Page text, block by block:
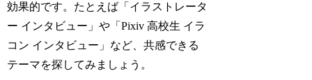
効果的です。たとえば「イラストレータ
ー インタビュー」や「Pixiv 高校生 イラ
コン インタビュー」など、共感できる
テーマを探してみましょう。